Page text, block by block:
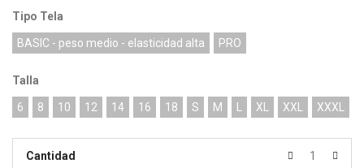
Tipo Tela
BASIC - peso medio - elasticidad alta PRO
Talla
6 8 10 12 14 16 18 S M XL XXL XXXL
Cantidad